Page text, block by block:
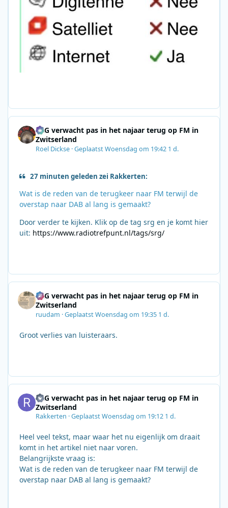
SRG verwacht pas in het najaar terug op FM in
Zwitserland
Roel Dickse ·GeplaatstWoensdag om 19:42 1 d.
27 minuten geleden zei Rakkerten:
Wat is de reden van de terugkeer naar FM terwijl de
overstap naar DAB al lang is gemaakt?
Door verder te kijken. Klik op de tag srg en je komt hier
uit: https://www.radiotrefpunt.nl/tags/srg/
SRG verwacht pas in het najaar terug op FM in
Zwitserland
ruudam ·GeplaatstWoensdag om 19:35 1 d.
Groot verlies van luisteraars.
SRG verwacht pas in het najaar terug op FM in
Zwitserland
Rakkerten ·GeplaatstWoensdag om 19:12 1 d.
Heel veel tekst, maar waar het nu eigenlijk om draait
komt in het artikel niet naar voren.
Belangrijkste vraag is:
Wat is de reden van de terugkeer naar FM terwijl de
overstap naar DAB al lang is gemaakt?